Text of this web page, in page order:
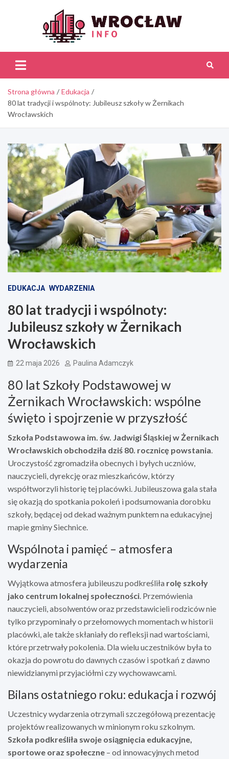
Strona główna
Edukacja
80 lat tradycji i wspólnoty: Jubileusz szkoły w Żernikach
Wrocławskich
EDUKACJA WYDARZENIA
80 lat tradycji i wspólnoty:
Jubileusz szkoły w Żernikach
Wrocławskich
22 maja 2026 Paulina Adamczyk
80 lat Szkoły Podstawowej w
Żernikach Wrocławskich: wspólne
święto i spojrzenie w przyszłość
Szkoła Podstawowa im. św. Jadwigi Śląskiej w Żernikach
Wrocławskich obchodziła dziś 80. rocznicę powstania.
Uroczystość zgromadziła obecnych i byłych uczniów,
nauczycieli, dyrekcję oraz mieszkańców, którzy
współtworzyli historię tej placówki. Jubileuszowa gala stała
się okazją do spotkania pokoleń i podsumowania dorobku
szkoły, będącej od dekad ważnym punktem na edukacyjnej
mapie gminy Siechnice.
Wspólnota i pamięć – atmosfera
wydarzenia
Wyjątkowa atmosfera jubileuszu podkreśliła rolę szkoły
jako centrum lokalnej społeczności. Przemówienia
nauczycieli, absolwentów oraz przedstawicieli rodziców nie
tylko przypominały o przełomowych momentach w historii
placówki, ale także skłaniały do refleksji nad wartościami,
które przetrwały pokolenia. Dla wielu uczestników była to
okazja do powrotu do dawnych czasów i spotkań z dawno
niewidzianymi przyjaciółmi czy wychowawcami.
Bilans ostatniego roku: edukacja i rozwój
Uczestnicy wydarzenia otrzymali szczegółową prezentację
projektów realizowanych w minionym roku szkolnym.
Szkoła podkreśliła swoje osiągnięcia edukacyjne,
sportowe oraz społeczne – od innowacyjnych metod